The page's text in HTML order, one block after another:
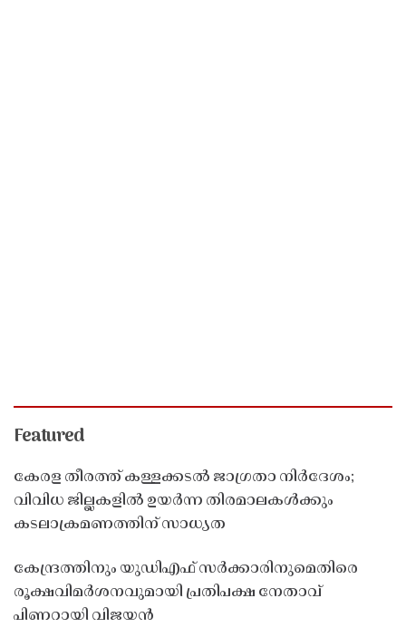
Featured
കേരള തീരത്ത് കള്ളക്കടൽ ജാഗ്രതാ നിർദേശം;
വിവിധ ജില്ലകളിൽ ഉയർന്ന തിരമാലകൾക്കും
കടലാക്രമണത്തിന് സാധ്യത
കേന്ദ്രത്തിനും യുഡിഎഫ് സർക്കാരിനുമെതിരെ
രൂക്ഷവിമർശനവുമായി പ്രതിപക്ഷ നേതാവ്
പിണറായി വിജയൻ